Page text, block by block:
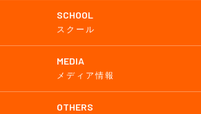
SCHOOL
スクール
MEDIA
メディア情報
OTHERS